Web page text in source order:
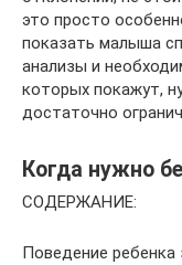
это просто
показать малыша
анализы и
которых покажут,
достаточно
Когда нужно
СОДЕРЖАНИЕ:
Поведение